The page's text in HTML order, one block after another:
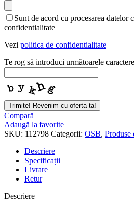
Sunt de acord cu procesarea
confidentialitate
Vezi politica de confidentialitate
Te rog să introduci următoarele
Trimite! Revenim cu oferta ta!
Compară
Adaugă la favorite
SKU: 112798 Categorii: OSB, Produse
Descriere
Specificații
Livrare
Retur
Descriere